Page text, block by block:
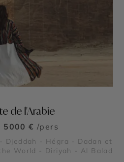
de l'Arabie
5000 € /pers
Djeddah - Hégra - Dadan et
World - Diriyah - Al Balad